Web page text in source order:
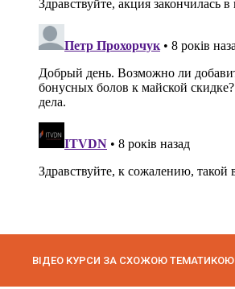
ВІДЕО КУРСИ ЗА СХОЖОЮ ТЕМАТИКОЮ